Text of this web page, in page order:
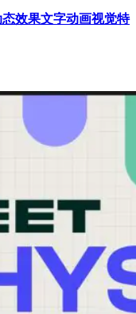
态效果文字动画视觉特